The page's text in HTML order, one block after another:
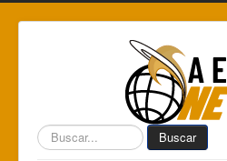
Buscar... Buscar